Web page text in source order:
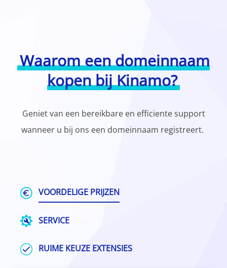
Waarom een domeinnaam
kopen bij Kinamo?
Geniet van een bereikbare en efficiente support
wanneer u bij ons een domeinnaam registreert.
VOORDELIGE PRIJZEN
SERVICE
RUIME KEUZE EXTENSIES